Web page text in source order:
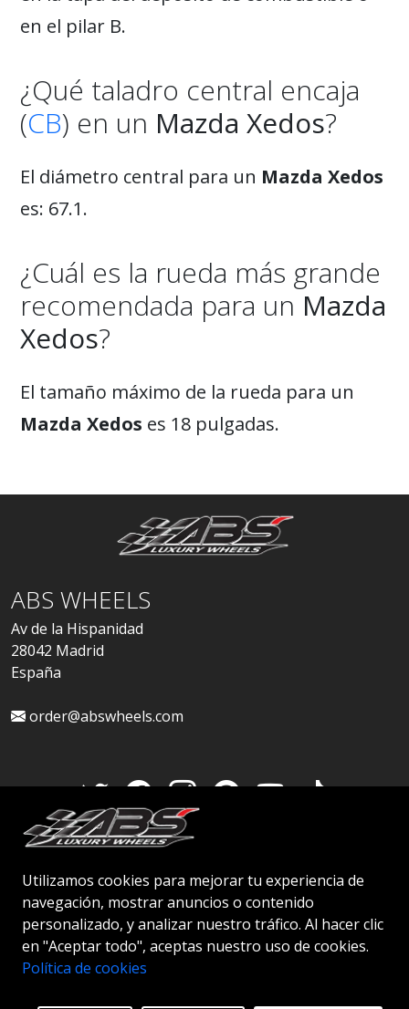
Utilizamos cookies para mejorar tu experiencia de
navegación, mostrar anuncios o contenido
personalizado, y analizar nuestro tráfico. Al hacer clic
en "Aceptar todo", aceptas nuestro uso de cookies.
Política de cookies
en el pilar B.
¿Qué taladro central encaja
(CB) en un Mazda Xedos?
El diámetro central para un Mazda Xedos
es: 67.1.
¿Cuál es la rueda más grande
recomendada para un Mazda
Xedos?
El tamaño máximo de la rueda para un
Mazda Xedos es 18 pulgadas.
ABS WHEELS
Av de la Hispanidad
28042 Madrid
España
order@abswheels.com
Cuenta de distribuidor
© 2026 ABS WHEELS - Todos los derechos